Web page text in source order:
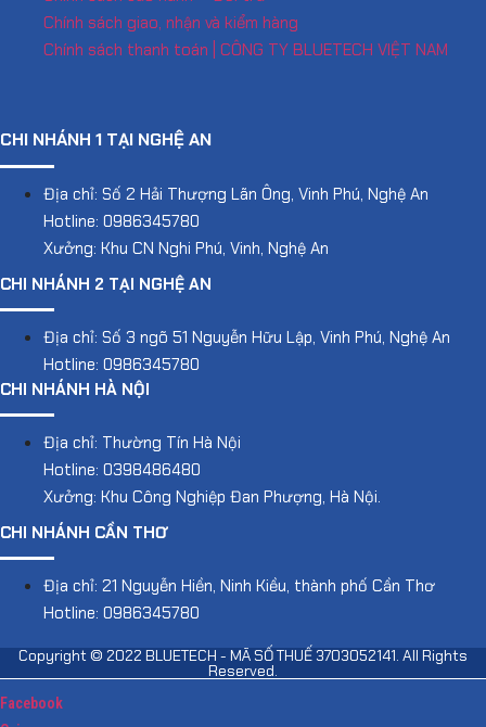
Chính sách giao, nhận và kiểm hàng
Chính sách thanh toán | CÔNG TY BLUETECH VIỆT NAM
CHI NHÁNH 1 TẠI NGHỆ AN
Địa chỉ: Số 2 Hải Thượng Lãn Ông, Vinh Phú, Nghệ An
Hotline: 0986345780
Xưởng: Khu CN Nghi Phú, Vinh, Nghệ An
CHI NHÁNH 2 TẠI NGHỆ AN
Địa chỉ: Số 3 ngõ 51 Nguyễn Hữu Lập, Vinh Phú, Nghệ An
Hotline: 0986345780
CHI NHÁNH HÀ NỘI
Địa chỉ: Thường Tín Hà Nội
Hotline: 0398486480
Xưởng: Khu Công Nghiệp Đan Phượng, Hà Nội.
CHI NHÁNH CẦN THƠ
Địa chỉ: 21 Nguyễn Hiền, Ninh Kiều, thành phố Cần Thơ
Hotline: 0986345780
Copyright © 2022 BLUETECH - MÃ SỐ THUẾ 3703052141. All Rights
Reserved.
Facebook